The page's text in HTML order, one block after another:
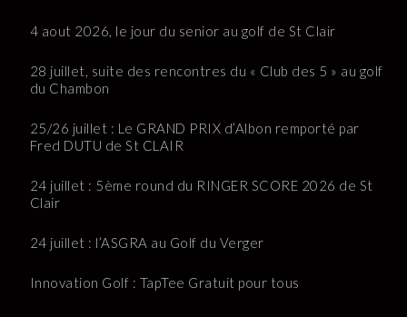
4 aout 2026, le jour du senior au golf de St Clair
28 juillet, suite des rencontres du « Club des 5 » au golf
du Chambon
25/26 juillet : Le GRAND PRIX d’Albon remporté par
Fred DUTU de St CLAIR
24 juillet : 5ème round du RINGER SCORE 2026 de St
Clair
24 juillet : l’ASGRA au Golf du Verger
Innovation Golf : TapTee Gratuit pour tous